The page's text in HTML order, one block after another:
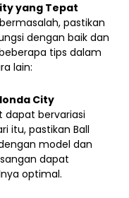
yang Tepat
pastikan
dengan baik dan
tips dalam
lain:
City
dapat bervariasi
itu, pastikan Ball
model dan
dapat
optimal.